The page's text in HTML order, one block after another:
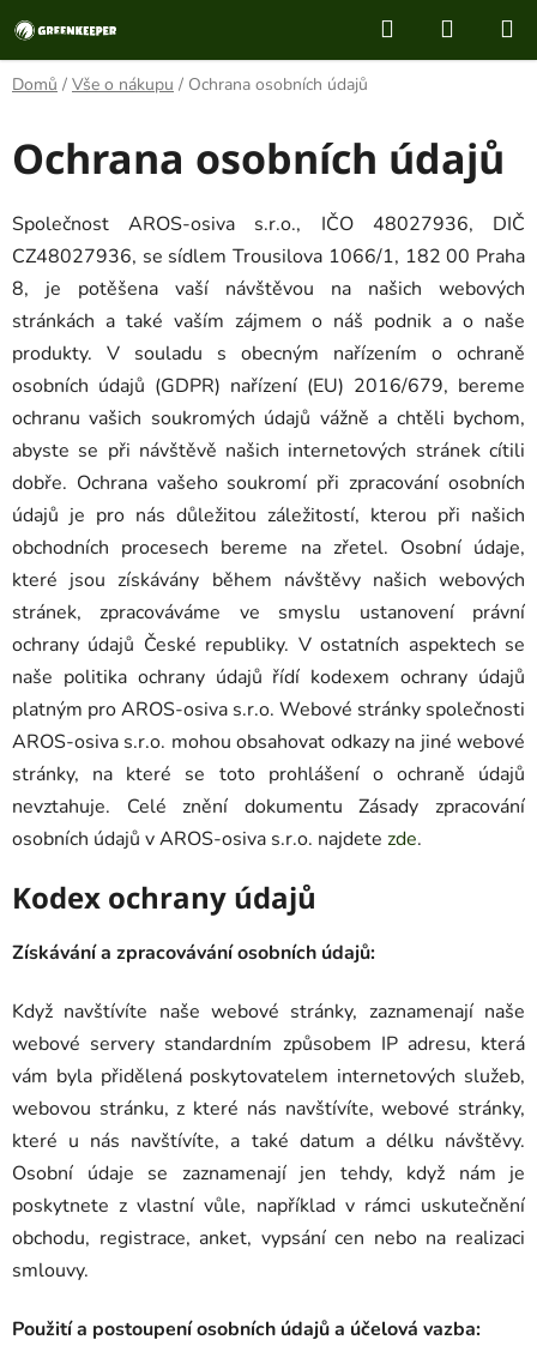
na
obsah
Hledat
KOŠÍK
Domů / Vše o nákupu / Ochrana osobních údajů
Ochrana osobních údajů
Společnost AROS-osiva s.r.o., IČO 48027936, DIČ
CZ48027936, se sídlem Trousilova 1066/1, 182 00 Praha
8, je potěšena vaší návštěvou na našich webových
stránkách a také vaším zájmem o náš podnik a o naše
produkty. V souladu s obecným nařízením o ochraně
osobních údajů (GDPR) nařízení (EU) 2016/679, bereme
ochranu vašich soukromých údajů vážně a chtěli bychom,
abyste se při návštěvě našich internetových stránek cítili
dobře. Ochrana vašeho soukromí při zpracování osobních
údajů je pro nás důležitou záležitostí, kterou při našich
obchodních procesech bereme na zřetel. Osobní údaje,
které jsou získávány během návštěvy našich webových
stránek, zpracováváme ve smyslu ustanovení právní
ochrany údajů České republiky. V ostatních aspektech se
naše politika ochrany údajů řídí kodexem ochrany údajů
platným pro AROS-osiva s.r.o. Webové stránky společnosti
AROS-osiva s.r.o. mohou obsahovat odkazy na jiné webové
stránky, na které se toto prohlášení o ochraně údajů
nevztahuje. Celé znění dokumentu Zásady zpracování
osobních údajů v AROS-osiva s.r.o. najdete zde.
Kodex ochrany údajů
Získávání a zpracovávání osobních údajů:
Když navštívíte naše webové stránky, zaznamenají naše
webové servery standardním způsobem IP adresu, která
vám byla přidělená poskytovatelem internetových služeb,
webovou stránku, z které nás navštívíte, webové stránky,
které u nás navštívíte, a také datum a délku návštěvy.
Osobní údaje se zaznamenají jen tehdy, když nám je
poskytnete z vlastní vůle, například v rámci uskutečnění
obchodu, registrace, anket, vypsání cen nebo na realizaci
smlouvy.
Použití a postoupení osobních údajů a účelová vazba: